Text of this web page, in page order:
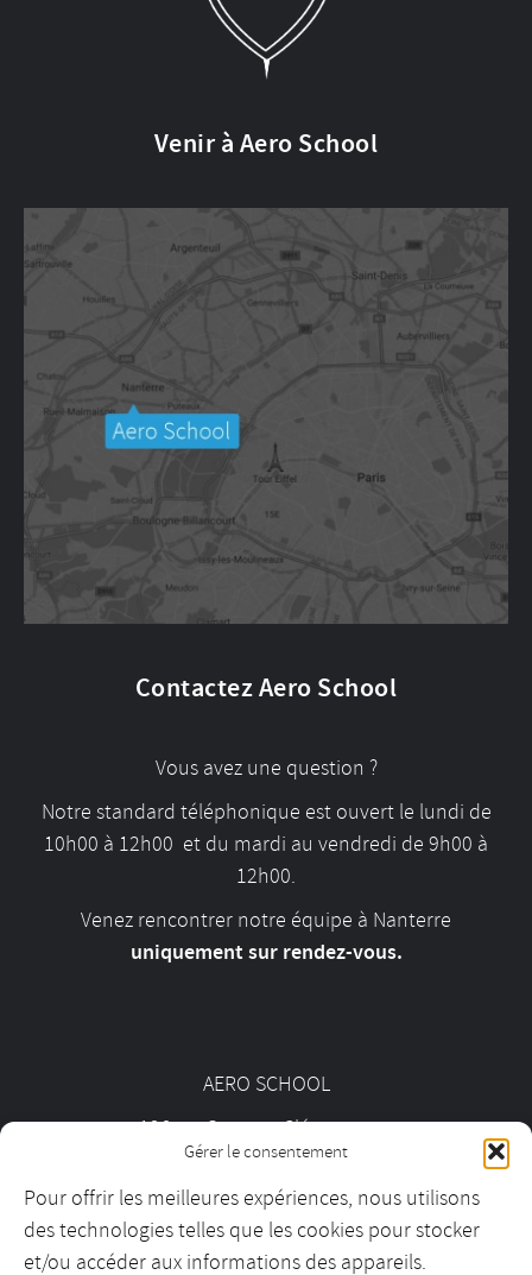
Gérer le consentement
Pour offrir les meilleures expériences, nous utilisons
des technologies telles que les cookies pour stocker
et/ou accéder aux informations des appareils.
Venir à Aero School
Contactez Aero School
Vous avez une question ?
Notre standard téléphonique est ouvert le lundi de
10h00 à 12h00 et du mardi au vendredi de 9h00 à
12h00.
Venez rencontrer notre équipe à Nanterre
uniquement sur rendez-vous.
AERO SCHOOL
126 av. Georges Clémenceau
01 55 69 19 30